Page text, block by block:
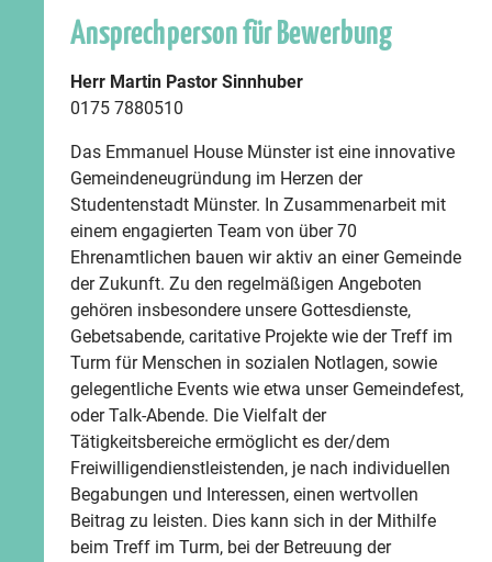
Ansprechperson für Bewerbung
Herr Martin Pastor Sinnhuber
0175 7880510
Das Emmanuel House Münster ist eine innovative
Gemeindeneugründung im Herzen der
Studentenstadt Münster. In Zusammenarbeit mit
einem engagierten Team von über 70
Ehrenamtlichen bauen wir aktiv an einer Gemeinde
der Zukunft. Zu den regelmäßigen Angeboten
gehören insbesondere unsere Gottesdienste,
Gebetsabende, caritative Projekte wie der Treff im
Turm für Menschen in sozialen Notlagen, sowie
gelegentliche Events wie etwa unser Gemeindefest,
oder Talk-Abende. Die Vielfalt der
Tätigkeitsbereiche ermöglicht es der/dem
Freiwilligendienstleistenden, je nach individuellen
Begabungen und Interessen, einen wertvollen
Beitrag zu leisten. Dies kann sich in der Mithilfe
beim Treff im Turm, bei der Betreuung der